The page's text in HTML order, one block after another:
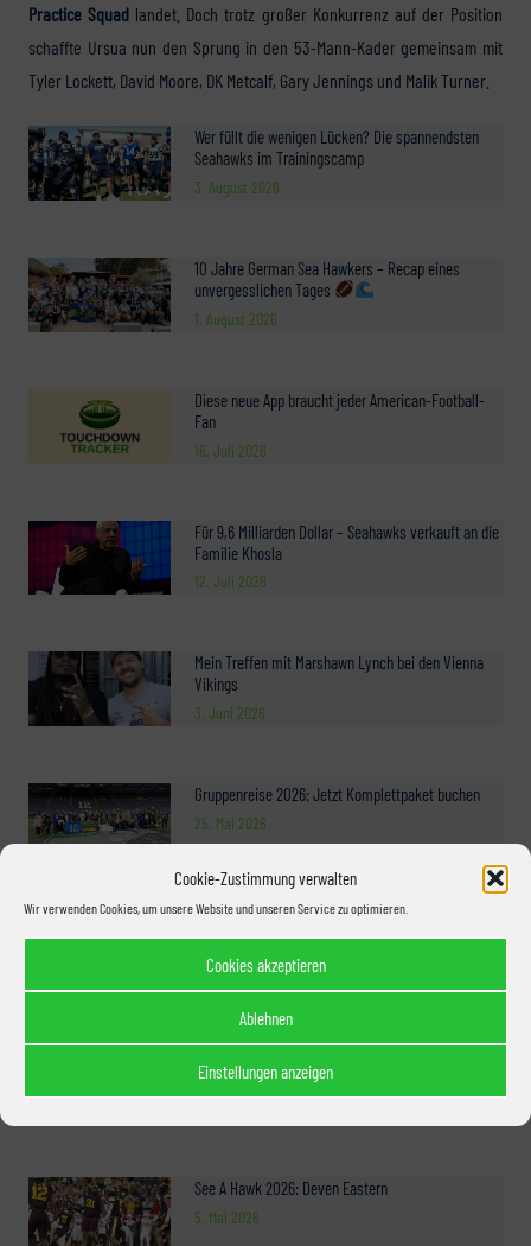
Cookie-Zustimmung verwalten
Wir verwenden Cookies, um unsere Website und unseren Service zu optimieren.
Cookies akzeptieren
Ablehnen
Einstellungen anzeigen
Wer füllt die wenigen Lücken? Die spannendsten
Seahawks im Trainingscamp
3. August 2026
10 Jahre German Sea Hawkers – Recap eines
unvergesslichen Tages
1. August 2026
Diese neue App braucht jeder American-Football-
Fan
16. Juli 2026
Für 9,6 Milliarden Dollar – Seahawks verkauft an die
Familie Khosla
12. Juli 2026
Mein Treffen mit Marshawn Lynch bei den Vienna
Vikings
3. Juni 2026
Gruppenreise 2026: Jetzt Komplettpaket buchen
25. Mai 2026
10. Mai 2026
6. Mai 2026
See A Hawk 2026: Deven Eastern
5. Mai 2026
Practice Squad landet. Doch trotz großer Konkurrenz auf der Position
schaffte Ursua nun den Sprung in den 53-Mann-Kader gemeinsam mit
Tyler Lockett, David Moore, DK Metcalf, Gary Jennings und Malik Turner.